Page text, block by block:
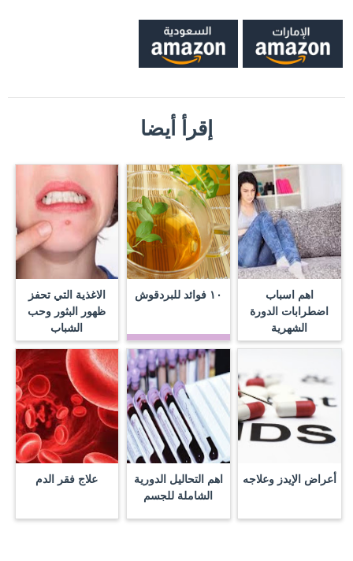
إقرأ أيضا
اهم اسباب
اضطرابات الدورة
الشهرية
١٠ فوائد للبردقوش
الاغذية التي تحفز
ظهور البثور وحب
الشباب
أعراض الإيدز وعلاجه
اهم التحاليل الدورية
الشاملة للجسم
علاج فقر الدم